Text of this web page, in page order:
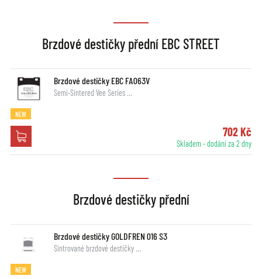
Brzdové destičky přední EBC STREET
Brzdové destičky EBC FA063V
Semi-Sintered Vee Series …
NEW
702 Kč
Skladem - dodání za 2 dny
Brzdové destičky přední
Brzdové destičky GOLDFREN 016 S3
Sintrované brzdové destičky …
NEW